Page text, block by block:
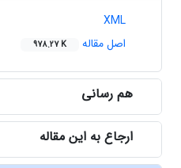
XML
اصل مقاله
978.27 K
هم رسانی
ارجاع به این مقاله